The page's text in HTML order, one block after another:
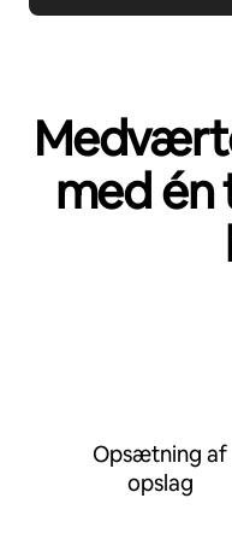
med én
Opsætning af
opslag